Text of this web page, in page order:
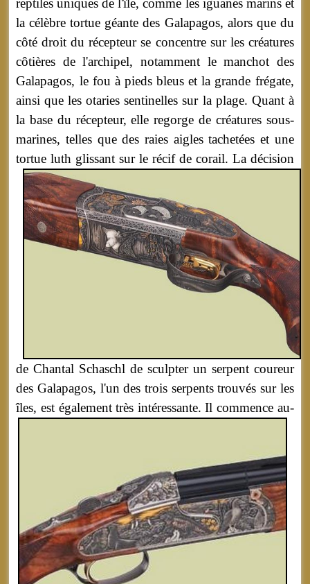
reptiles uniques de l'île, comme les iguanes marins et
la célèbre tortue géante des Galapagos, alors que du
côté droit du récepteur se concentre sur les créatures
côtières de l'archipel, notamment le manchot des
Galapagos, le fou à pieds bleus et la grande frégate,
ainsi que les otaries sentinelles sur la plage. Quant à
la base du récepteur, elle regorge de créatures sous-
marines, telles que des raies aigles tachetées et une
tortue luth glissant sur le récif de corail. La décision
de Chantal Schaschl de sculpter un serpent coureur
des Galapagos, l'un des trois serpents trouvés sur les
îles, est également très intéressante.Il commence au-